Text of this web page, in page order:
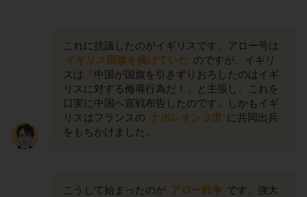
これに抗議したのがイギリスです。アロー号は
イギリス国旗を掲げていた のですが、イギリ
スは「中国が国旗を引きずりおろしたのはイギ
リスに対する侮辱行為だ！」と主張し、これを
口実に中国へ宣戦布告したのです。しかもイギ
リスはフランスの ナポレオン３世 に共同出兵
をもちかけました。
こうして始まったのが アロー戦争 です。強大